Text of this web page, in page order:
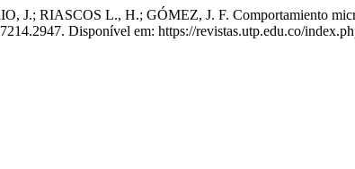
RIASCOS L., H.; GÓMEZ, J. F. Comportamiento
Disponível em: https://revistas.utp.edu.co/